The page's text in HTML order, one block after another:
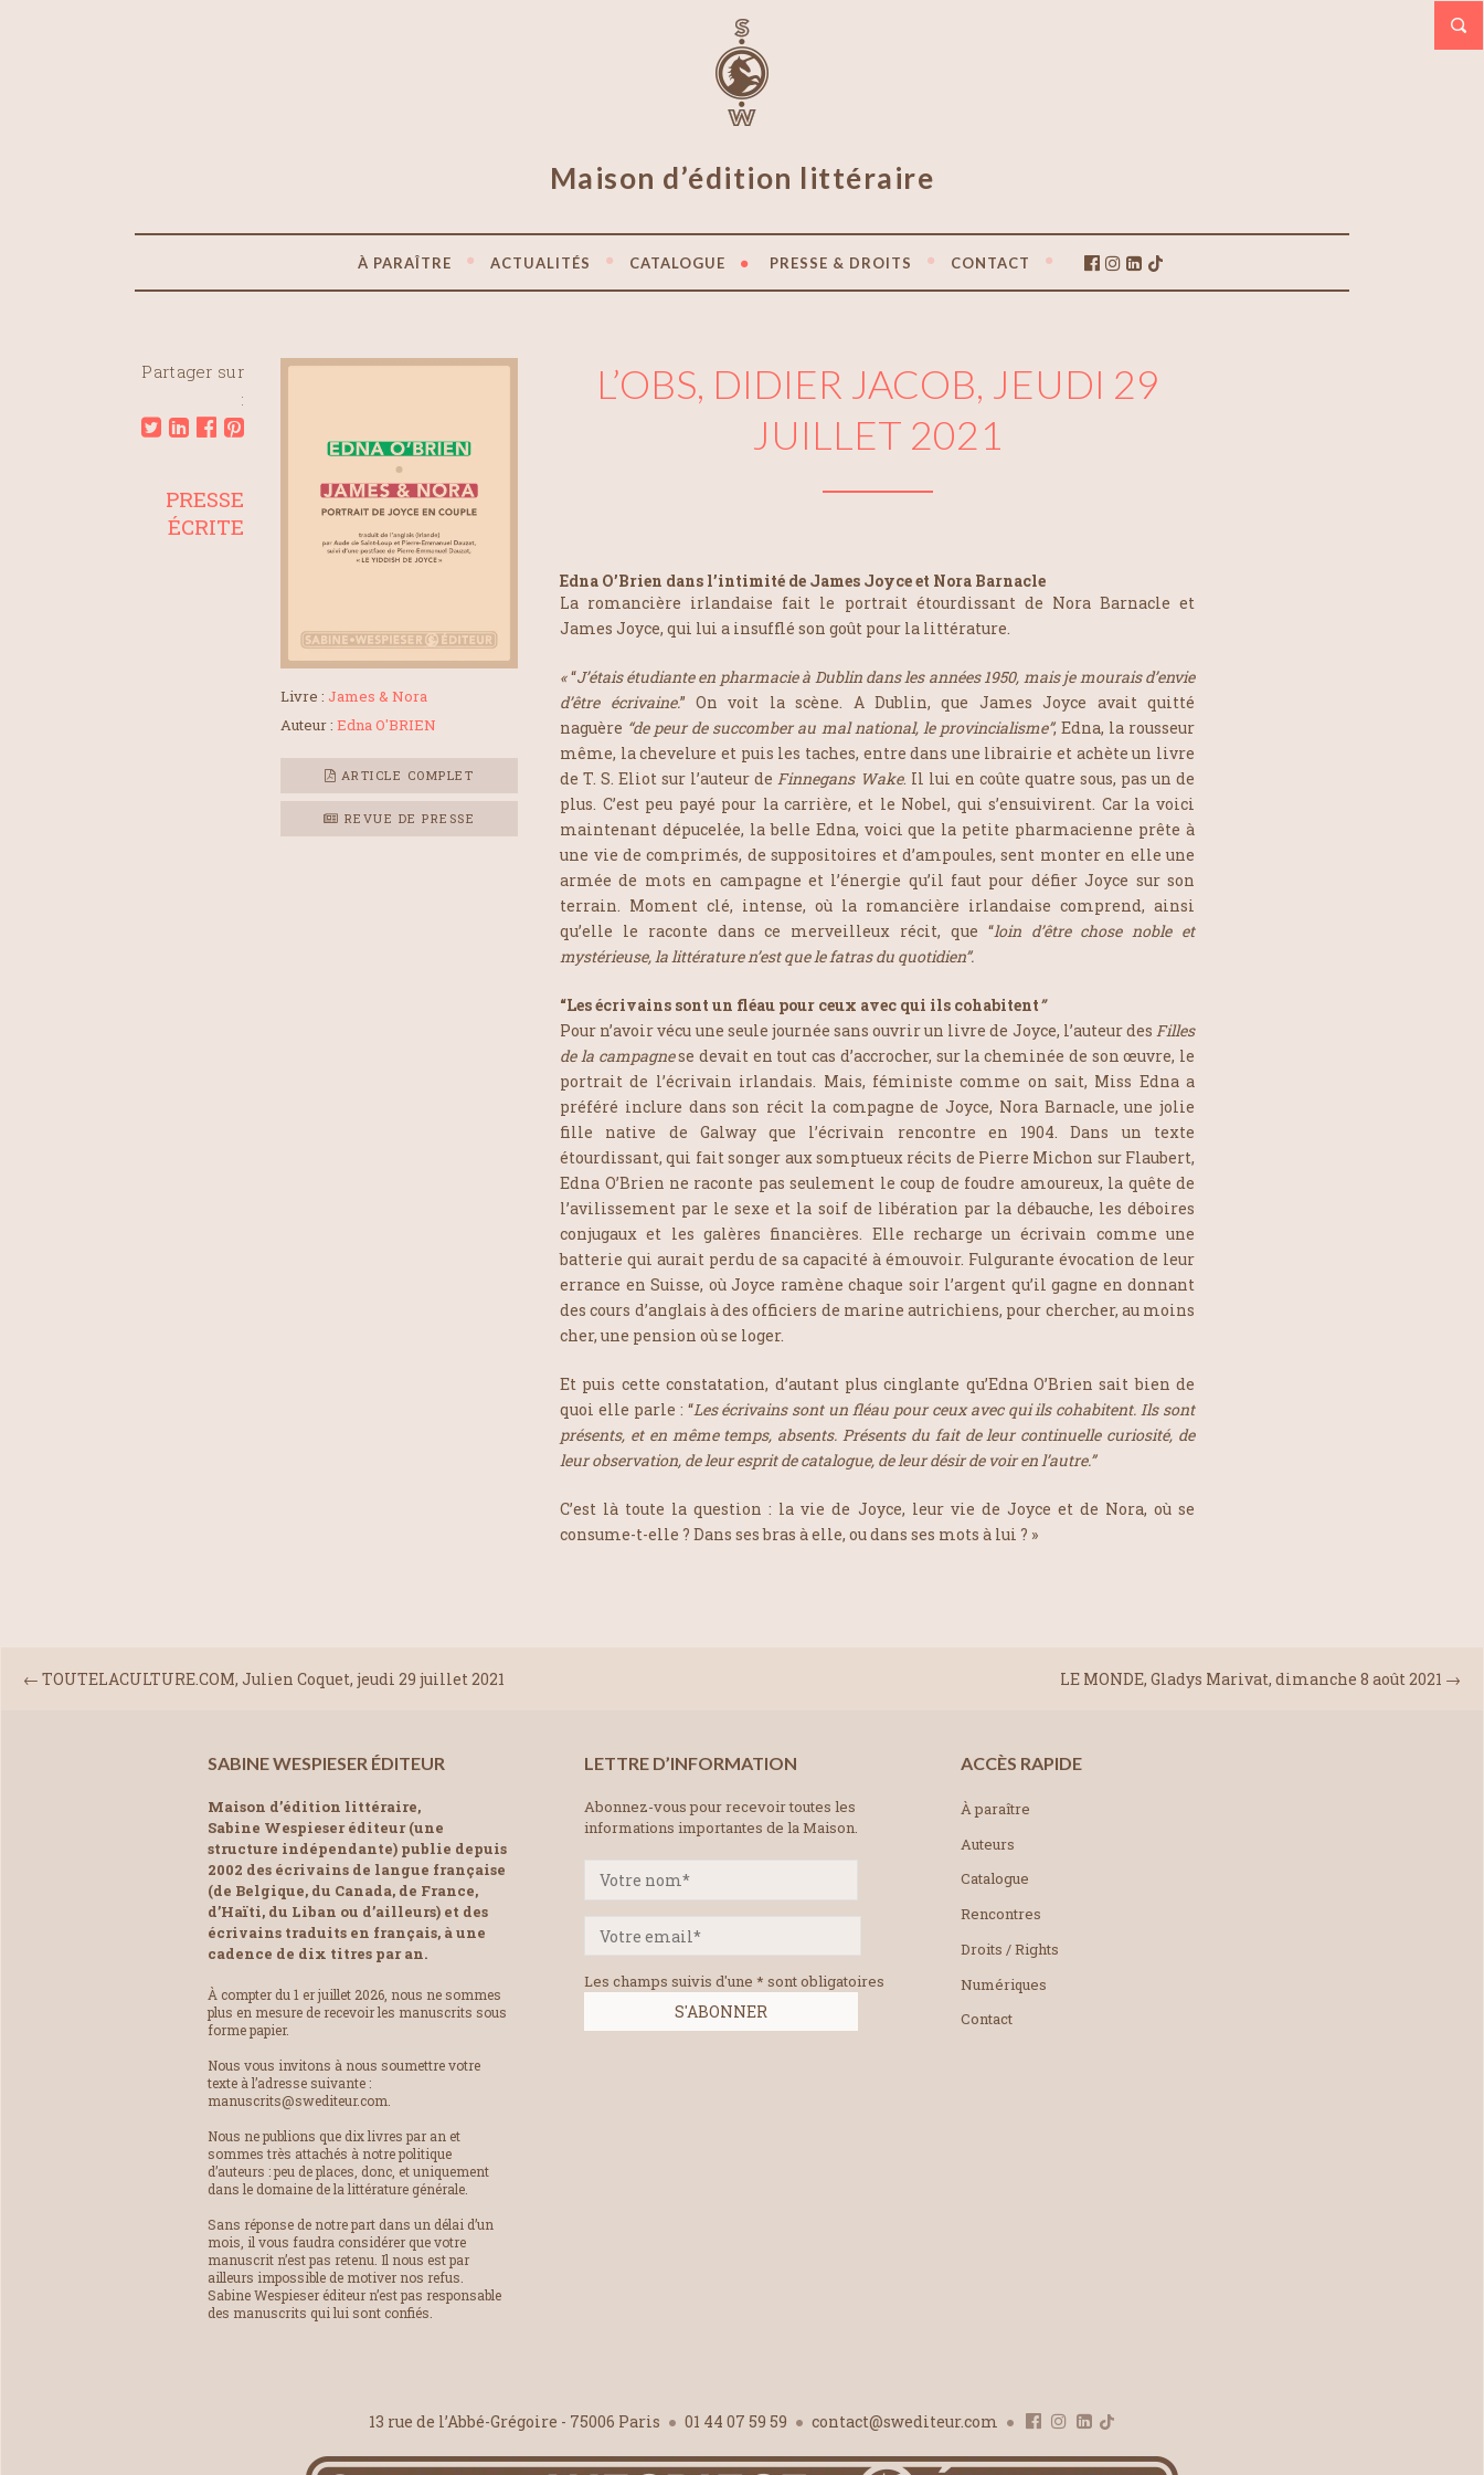
Maison d’édition littéraire
À PARAÎTRE ACTUALITÉS CATALOGUE PRESSE & DROITS CONTACT
Partager sur
:
Livre : James & Nora
Auteur : Edna O'BRIEN
ARTICLE COMPLET
REVUE DE PRESSE
L’OBS, DIDIER JACOB, JEUDI 29
JUILLET 2021
Edna O’Brien dans l’intimité de James Joyce et Nora Barnacle
La romancière irlandaise fait le portrait étourdissant de Nora Barnacle et
James Joyce, qui lui a insufflé son goût pour la littérature.
«“J’étais étudiante en pharmacie à Dublin dans les années 1950, mais je mourais d’envie
d’être écrivaine.” On voit la scène. A Dublin, que James Joyce avait quitté
naguère “de peur de succomber au mal national, le provincialisme”, Edna, la rousseur
même, la chevelure et puis les taches, entre dans une librairie et achète un livre
de T. S. Eliot sur l’auteur deFinnegans Wake. Il lui en coûte quatre sous, pas un de
plus. C’est peu payé pour la carrière, et le Nobel, qui s’ensuivirent. Car la voici
maintenant dépucelée, la belle Edna, voici que la petite pharmacienne prête à
une vie de comprimés, de suppositoires et d’ampoules, sent monter en elle une
armée de mots en campagne et l’énergie qu’il faut pour défier Joyce sur son
terrain. Moment clé, intense, où la romancière irlandaise comprend, ainsi
qu’elle le raconte dans ce merveilleux récit, que “loin d’être chose noble et
mystérieuse, la littérature n’est que le fatras du quotidien”.
“Les écrivains sont un fléau pour ceux avec qui ils cohabitent”
Pour n’avoir vécu une seule journée sans ouvrir un livre de Joyce, l’auteur des Filles
de la campagnese devait en tout cas d’accrocher, sur la cheminée de son œuvre, le
portrait de l’écrivain irlandais. Mais, féministe comme on sait, Miss Edna a
préféré inclure dans son récit la compagne de Joyce, Nora Barnacle, une jolie
fille native de Galway que l’écrivain rencontre en 1904. Dans un texte
étourdissant, qui fait songer aux somptueux récits de Pierre Michon sur Flaubert,
Edna O’Brien ne raconte pas seulement le coup de foudre amoureux, la quête de
l’avilissement par le sexe et la soif de libération par la débauche, les déboires
conjugaux et les galères financières. Elle recharge un écrivain comme une
batterie qui aurait perdu de sa capacité à émouvoir. Fulgurante évocation de leur
errance en Suisse, où Joyce ramène chaque soir l’argent qu’il gagne en donnant
des cours d’anglais à des officiers de marine autrichiens, pour chercher, au moins
cher, une pension où se loger.
Et puis cette constatation, d’autant plus cinglante qu’Edna O’Brien sait bien de
quoi elle parle : “Les écrivains sont un fléau pour ceux avec qui ils cohabitent. Ils sont
présents, et en même temps, absents. Présents du fait de leur continuelle curiosité, de
leur observation, de leur esprit de catalogue, de leur désir de voir en l’autre.”
C’est là toute la question : la vie de Joyce, leur vie de Joyce et de Nora, où se
consume-t-elle ? Dans ses bras à elle, ou dans ses mots à lui ? »
PRESSE
ÉCRITE
LE MONDE, Gladys Marivat, dimanche 8 août 2021 →
← TOUTELACULTURE.COM, Julien Coquet, jeudi 29 juillet 2021
SABINE WESPIESER ÉDITEUR
Maison d’édition littéraire,
Sabine Wespieser éditeur (une
structure indépendante) publie depuis
2002 des écrivains de langue française
(de Belgique, du Canada, de France,
d’Haïti, du Liban ou d’ailleurs) et des
écrivains traduits en français, à une
cadence de dix titres par an.
À compter du 1 er juillet 2026, nous ne sommes
plus en mesure de recevoir les manuscrits sous
forme papier.
Nous vous invitons à nous soumettre votre
texte à l’adresse suivante :
manuscrits@swediteur.com.
Nous ne publions que dix livres par an et
sommes très attachés à notre politique
d’auteurs : peu de places, donc, et uniquement
dans le domaine de la littérature générale.
Sans réponse de notre part dans un délai d’un
mois, il vous faudra considérer que votre
manuscrit n’est pas retenu. Il nous est par
ailleurs impossible de motiver nos refus.
Sabine Wespieser éditeur n’est pas responsable
des manuscrits qui lui sont confiés.
LETTRE D’INFORMATION
Abonnez-vous pour recevoir toutes les
informations importantes de la Maison.
Les champs suivis d'une * sont obligatoires
ACCÈS RAPIDE
À paraître
Auteurs
Catalogue
Rencontres
Droits / Rights
Numériques
Contact
13 rue de l’Abbé-Grégoire - 75006 Paris 01 44 07 59 59 contact@swediteur.com